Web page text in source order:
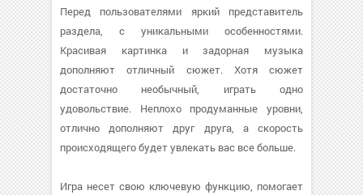
Перед пользователями яркий представитель
раздела, с уникальными особенностями.
Красивая картинка и задорная музыка
дополняют отличный сюжет. Хотя сюжет
достаточно необычный, играть одно
удовольствие. Неплохо продуманные уровни,
отлично дополняют друг друга, а скорость
происходящего будет увлекать вас все больше.
Игра несет свою ключевую функцию, помогает